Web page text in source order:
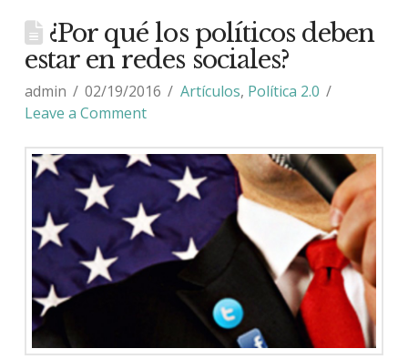
¿Por qué los políticos deben
estar en redes sociales?
admin 02/19/2016 Artículos, Política 2.0
Leave a Comment